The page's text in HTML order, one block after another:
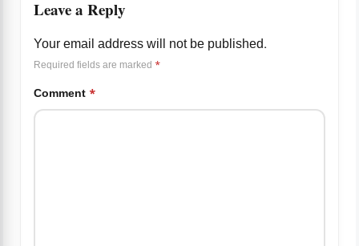
Leave a Reply
Your email address will not be published.
Required fields are marked *
Comment *